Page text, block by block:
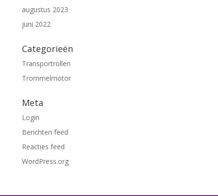
augustus 2023
juni 2022
Categorieën
Transportrollen
Trommelmotor
Meta
Login
Berichten feed
Reacties feed
WordPress.org